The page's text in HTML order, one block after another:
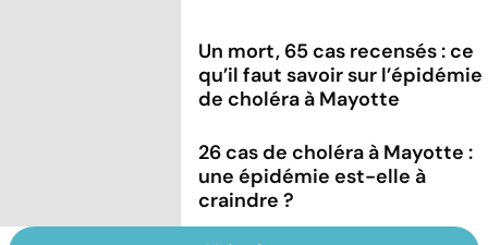
Un mort, 65 cas recensés : ce
qu’il faut savoir sur l’épidémie
de choléra à Mayotte
26 cas de choléra à Mayotte :
une épidémie est-elle à
craindre ?